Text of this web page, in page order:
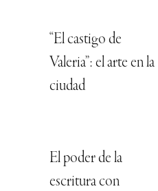
“El castigo de
Valeria”: el arte en la
ciudad
El poder de la
escritura con